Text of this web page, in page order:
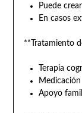
Puede
En casos
**Tratamiento
Terapia
Medicación
Apoyo